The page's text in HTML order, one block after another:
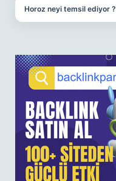
Horoz neyi temsil ediyor ?